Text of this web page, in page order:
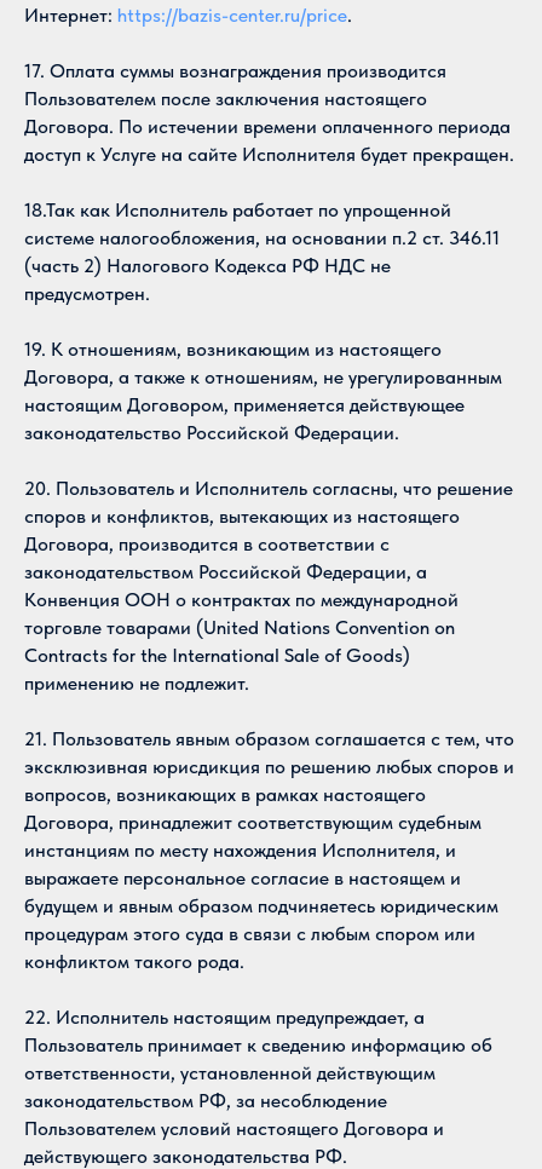
Интернет: https://bazis-center.ru/price.
17. Оплата суммы вознаграждения производится
Пользователем после заключения настоящего
Договора. По истечении времени оплаченного периода
доступ к Услуге на сайте Исполнителя будет прекращен.
18.Так как Исполнитель работает по упрощенной
системе налогообложения, на основании п.2 ст. 346.11
(часть 2) Налогового Кодекса РФ НДС не
предусмотрен.
19. К отношениям, возникающим из настоящего
Договора, а также к отношениям, не урегулированным
настоящим Договором, применяется действующее
законодательство Российской Федерации.
20. Пользователь и Исполнитель согласны, что решение
споров и конфликтов, вытекающих из настоящего
Договора, производится в соответствии с
законодательством Российской Федерации, а
Конвенция ООН о контрактах по международной
торговле товарами (United Nations Convention on
Contracts for the International Sale of Goods)
применению не подлежит.
21. Пользователь явным образом соглашается с тем, что
эксклюзивная юрисдикция по решению любых споров и
вопросов, возникающих в рамках настоящего
Договора, принадлежит соответствующим судебным
инстанциям по месту нахождения Исполнителя, и
выражаете персональное согласие в настоящем и
будущем и явным образом подчиняетесь юридическим
процедурам этого суда в связи с любым спором или
конфликтом такого рода.
22. Исполнитель настоящим предупреждает, а
Пользователь принимает к сведению информацию об
ответственности, установленной действующим
законодательством РФ, за несоблюдение
Пользователем условий настоящего Договора и
действующего законодательства РФ.